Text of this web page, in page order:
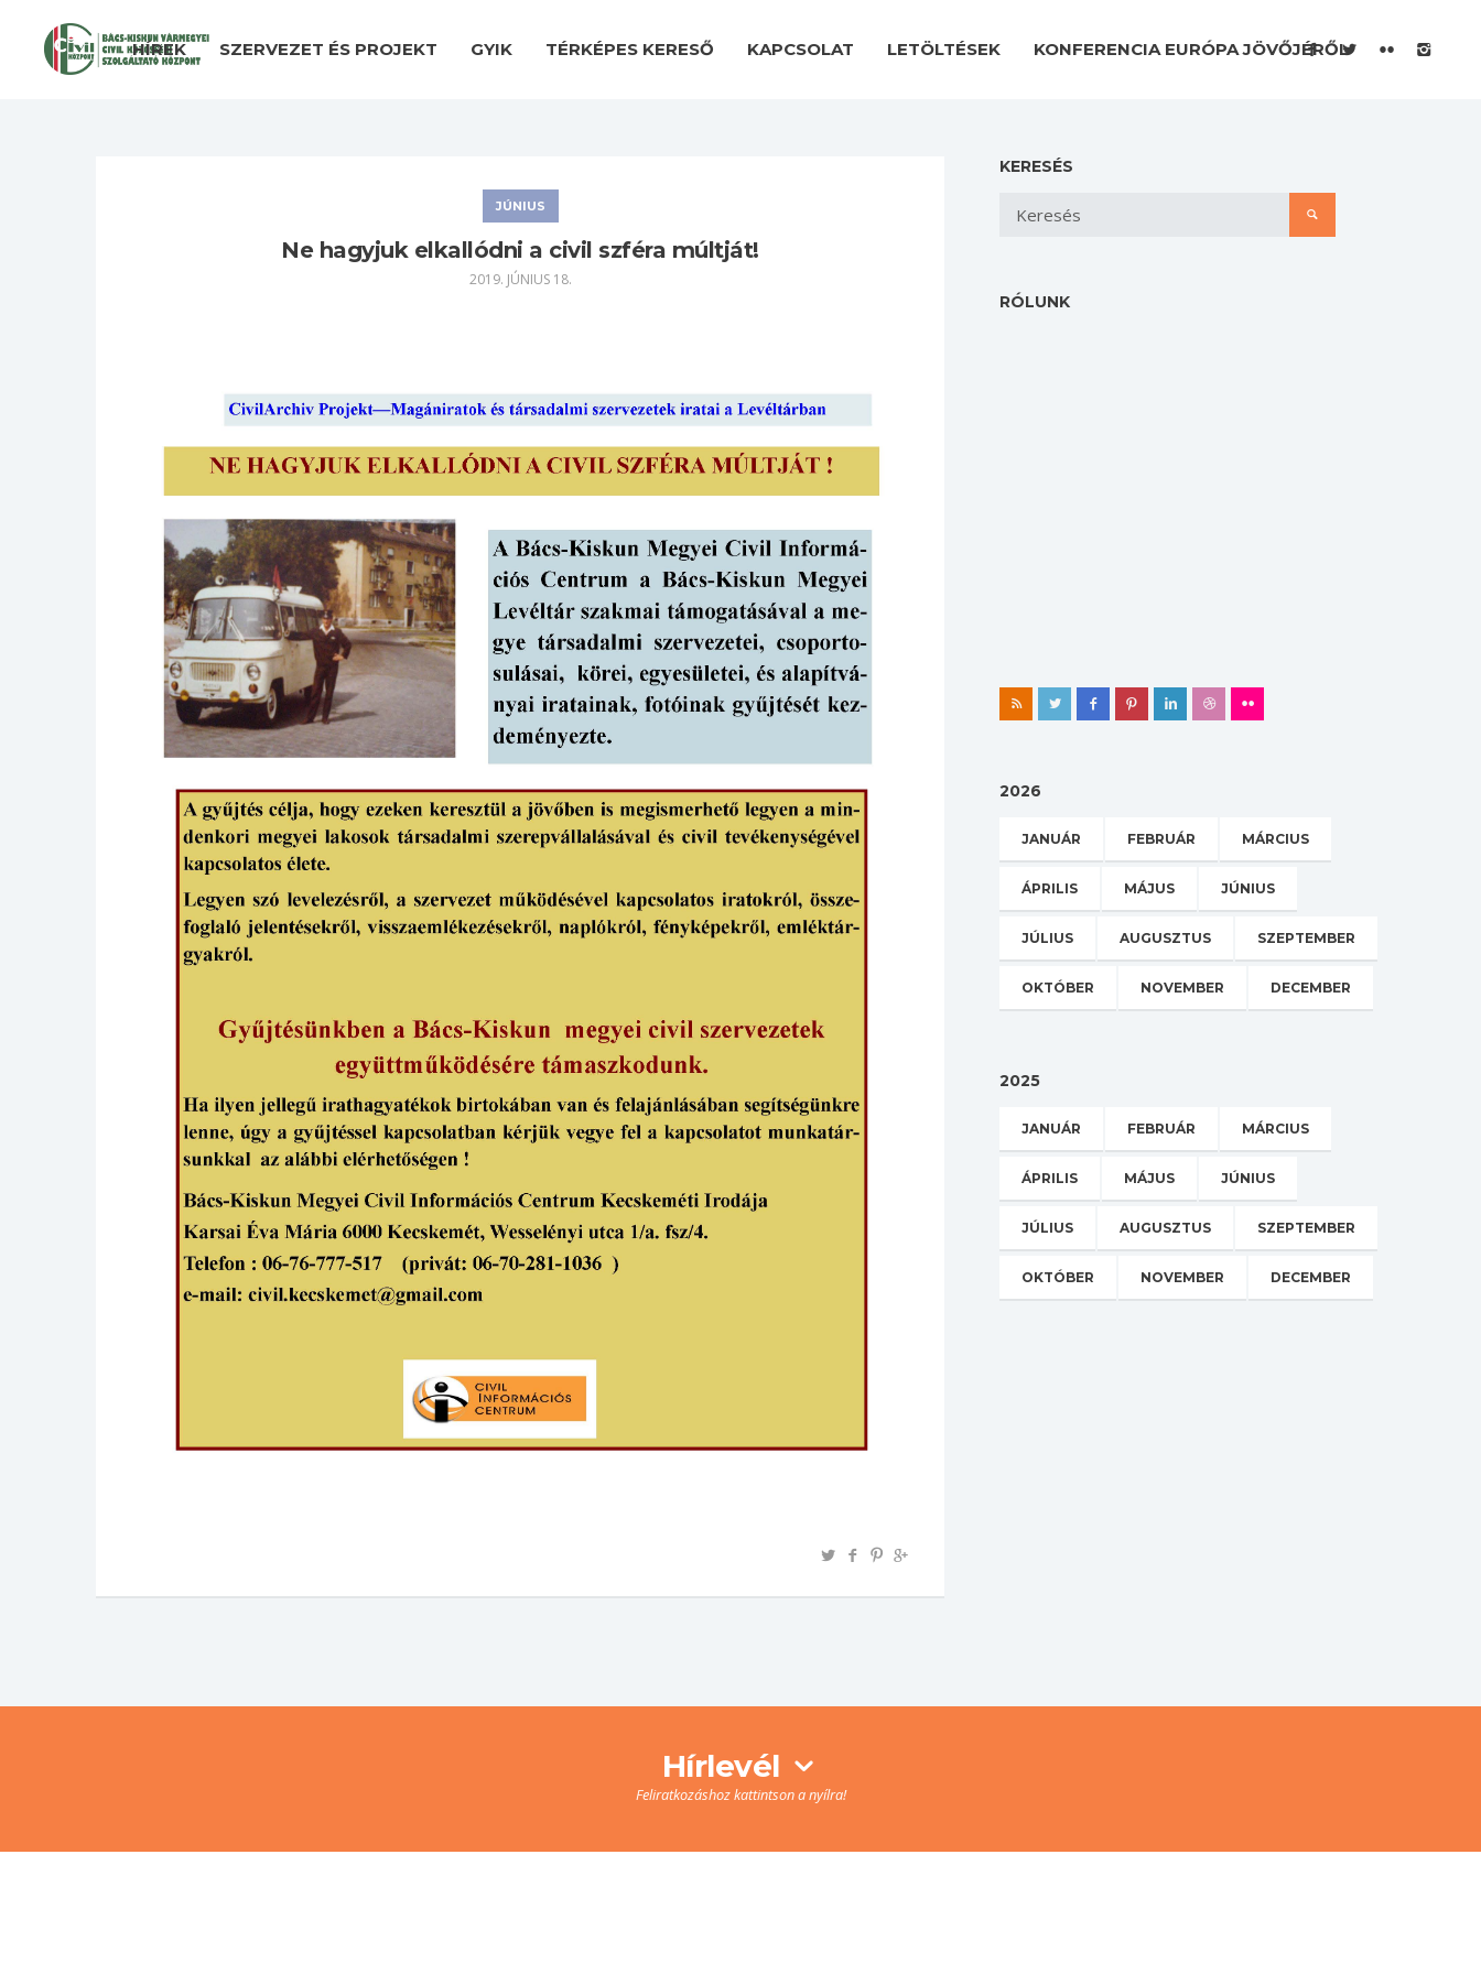
HÍREK SZERVEZET ÉS PROJEKT GYIK TÉRKÉPES KERESŐ KAPCSOLAT LETÖLTÉSEK KONFERENCIA EURÓPA JÖVŐJÉRŐL
JÚNIUS
Ne hagyjuk elkallódni a civil szféra múltját!
2019. JÚNIUS 18.
KERESÉS
RÓLUNK
2026
JANUÁR FEBRUÁR MÁRCIUS
ÁPRILIS MÁJUS JÚNIUS
JÚLIUS AUGUSZTUS SZEPTEMBER
OKTÓBER NOVEMBER DECEMBER
2025
JANUÁR FEBRUÁR MÁRCIUS
ÁPRILIS MÁJUS JÚNIUS
JÚLIUS AUGUSZTUS SZEPTEMBER
OKTÓBER NOVEMBER DECEMBER
Hírlevél
Feliratkozáshoz kattintson a nyílra!